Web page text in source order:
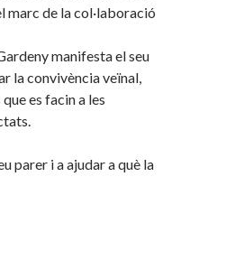
de la col·laboració
manifesta el seu
la convivència veïnal,
es facin a les
parer i a ajudar a què la